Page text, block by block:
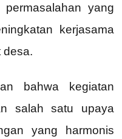
yang
kerjasama
desa.
bahwa kegiatan
salah satu upaya
yang harmonis